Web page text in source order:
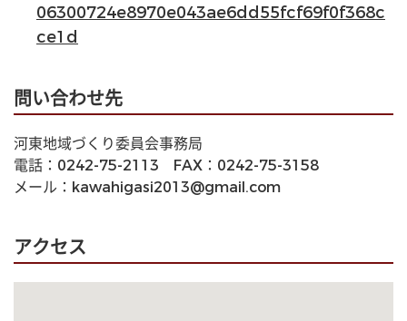
06300724e8970e043ae6dd55fcf69f0f368c
ce1d
問い合わせ先
河東地域づくり委員会事務局
電話：0242-75-2113　FAX：0242-75-3158
メール：kawahigasi2013@gmail.com
アクセス